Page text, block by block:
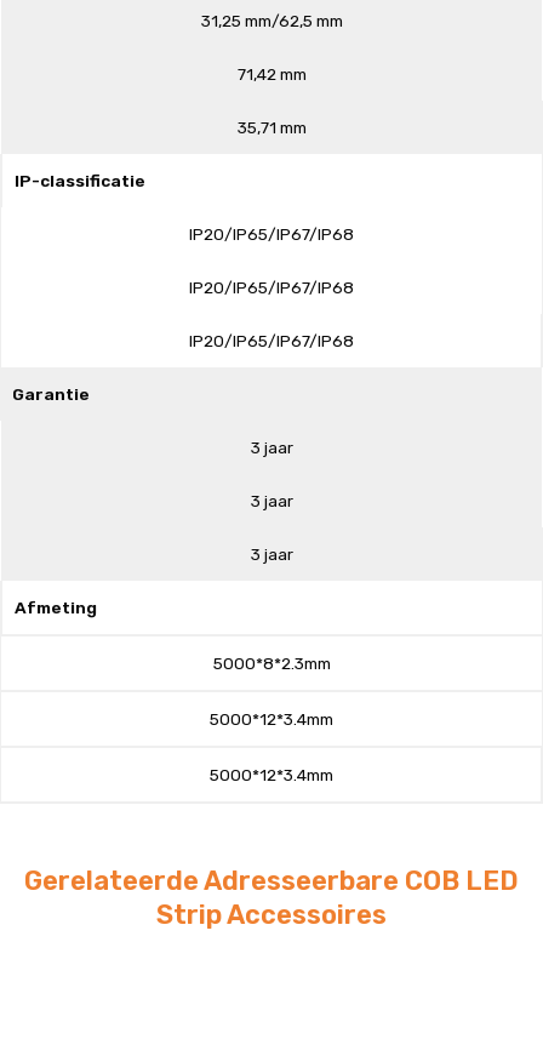
31,25 mm/62,5 mm
71,42 mm
35,71 mm
IP-classificatie
IP20/IP65/IP67/IP68
IP20/IP65/IP67/IP68
IP20/IP65/IP67/IP68
Garantie
3 jaar
3 jaar
3 jaar
Afmeting
5000*8*2.3mm
5000*12*3.4mm
5000*12*3.4mm
Gerelateerde Adresseerbare COB LED
Strip Accessoires